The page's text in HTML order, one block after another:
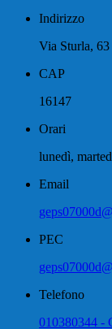
Indirizzo
Via Sturla, 63
CAP
16147
Orari
lunedì,
Email
PEC
Telefono
010380344 -